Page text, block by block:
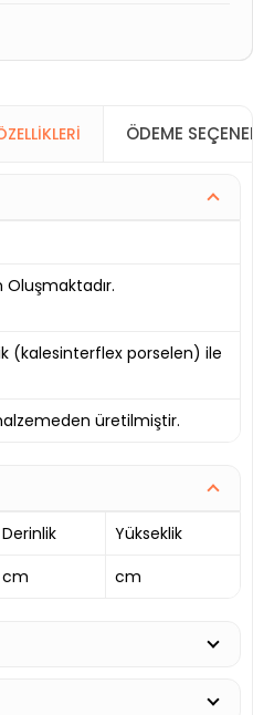
ÖDEME
Oluşmaktadır.
(kalesinterflex porselen) ile
üretilmiştir.
Derinlik
Yükseklik
cm cm